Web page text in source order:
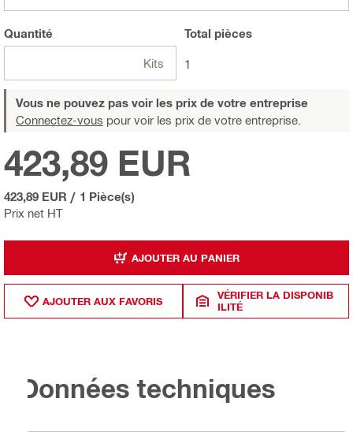
Quantité
Kits
Total pièces
1
Vous ne pouvez pas voir les prix de votre entreprise
Connectez-vous pour voir les prix de votre entreprise.
Prix net HT
423,89 EUR
423,89 EUR / 1 Pièce(s)
AJOUTER AU PANIER
AJOUTER AUX FAVORIS
VÉRIFIER LA DISPONIB
ILITÉ
Données techniques